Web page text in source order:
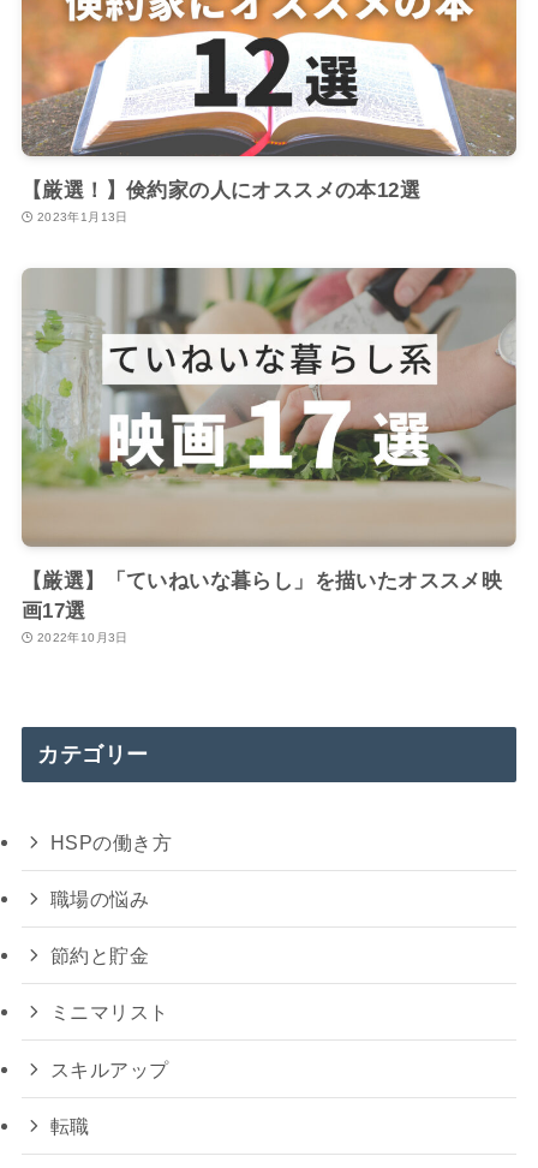
【厳選！】倹約家の人にオススメの本12選
2023年1月13日
【厳選】「ていねいな暮らし」を描いたオススメ映
画17選
2022年10月3日
カテゴリー
HSPの働き方
職場の悩み
節約と貯金
ミニマリスト
スキルアップ
転職